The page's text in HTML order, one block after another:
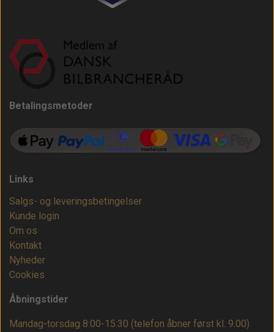
Betalingsmetoder
Links
Salgs- og leveringsbetingelser
Kunde login
Om os
Kontakt
Nyheder
Cookies
Åbningstider
Mandag-torsdag 8:00-15:30 (telefon åbner først kl. 9.00)